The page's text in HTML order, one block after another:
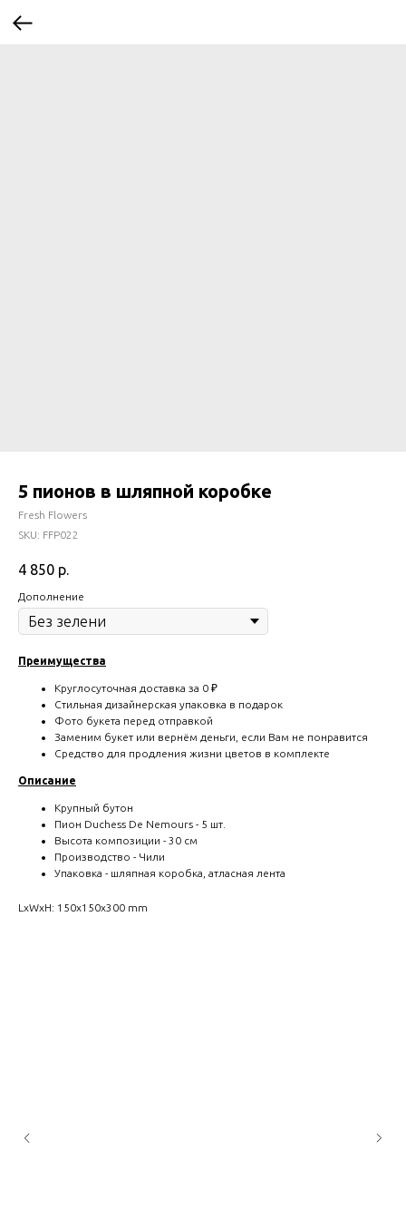
5 пионов в шляпной коробке
Fresh Flowers
SKU: FFP022
4 850 р.
Дополнение
Преимущества
Круглосуточная доставка за 0 ₽
Стильная дизайнерская упаковка в подарок
Фото букета перед отправкой
Заменим букет или вернём деньги, если Вам не понравится
Средство для продления жизни цветов в комплекте
Описание
Крупный бутон
Пион Duchess De Nemours - 5 шт.
Высота композиции - 30 см
Производство - Чили
Упаковка - шляпная коробка, атласная лента
LxWxH: 150x150x300 mm